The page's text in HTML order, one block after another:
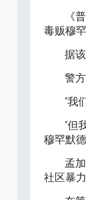
《
毒贩穆罕
据
警
“我
“但
穆罕默德
孟
社区暴力